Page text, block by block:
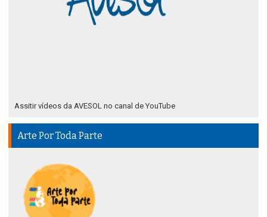
Assitir vídeos da AVESOL no canal de YouTube
Arte Por Toda Parte